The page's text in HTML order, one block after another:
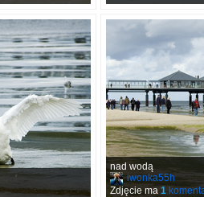
nad wodą
iwonka55h
Zdjęcie ma 1